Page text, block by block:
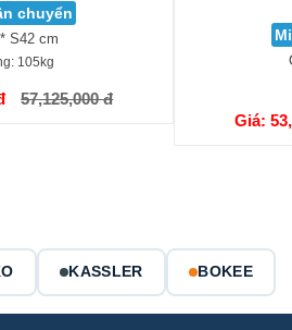
chuyển
S42 cm
105kg
57,125,000 đ
Giá:
GIỎ HÀNG
KASSLER BOKEE